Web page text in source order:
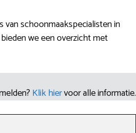
van schoonmaakspecialisten in
we een overzicht met
Klik hiervoor alle informatie.